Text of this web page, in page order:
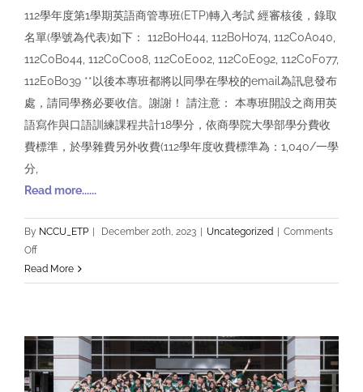
112學年度第1學期英語商管專班(ETP)轉入考試 經審核後，錄取
名單(學號為代表)如下： 112B0H044, 112B0H074, 112C0A040,
112C0B044, 112C0C008, 112C0E002, 112C0E092, 112C0F077,
112E0B039 **以後本專班都將以同學在學校的email為訊息發布
處，請同學務必要收信。謝謝！ 請注意： 本專班開設之商用英
語寫作與口語訓練課程共計18學分，依商學院大學部學分費收
費標準，於學雜費另外收費(112學年度收費標準為：1,040/一學
分,
Read more......
By NCCU_ETP | December 20th, 2023 | Uncategorized | Comments
Offon
112
學
第
學
Read More